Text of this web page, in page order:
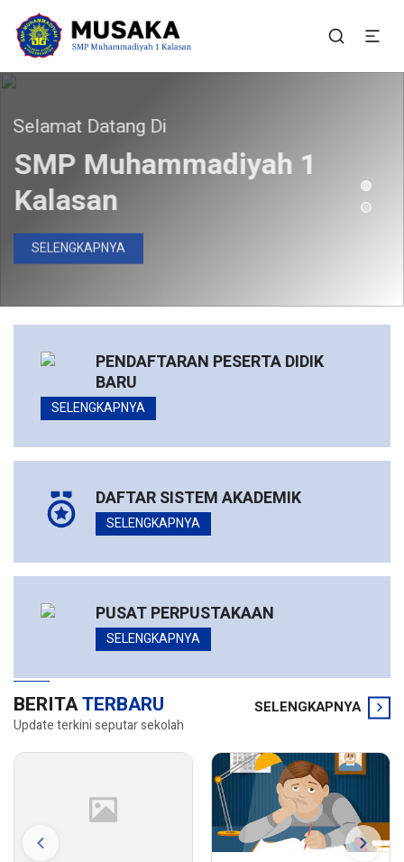
SMP Muhammadiyah 1
Kalasan
Situs Resmi SMP Muhammadiyah 1 Kalasan
Datang Di
SMP Muhammadiyah 1
Kalasan
Bersama Kami
Pendaftaran Peserta
Didik Baru Telah Dibuka
DAFTAR SEKARANG
PENDAFTARAN PESERTA DIDIK
BARU
SELENGKAPNYA
DAFTAR SISTEM AKADEMIK
SELENGKAPNYA
PUSAT PERPUSTAKAAN
SELENGKAPNYA
BERITATERBARU
Update terkini seputar sekolah
SELENGKAPNYA